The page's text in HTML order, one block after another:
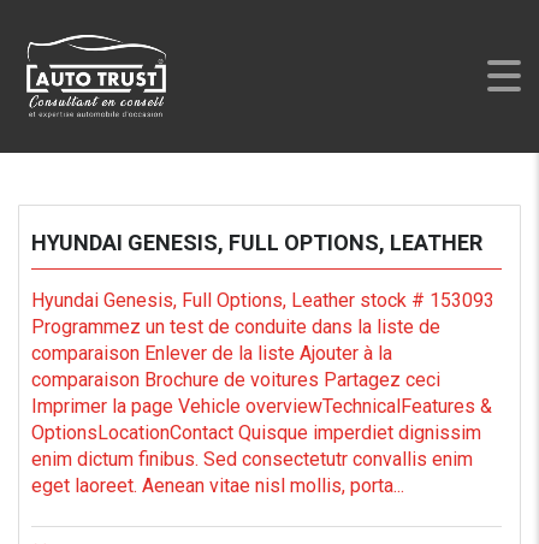
AUTO TRUST>LISTINGS
HYUNDAI GENESIS, FULL OPTIONS, LEATHER
Hyundai Genesis, Full Options, Leather stock # 153093
Programmez un test de conduite dans la liste de
comparaison Enlever de la liste Ajouter à la
comparaison Brochure de voitures Partagez ceci
Imprimer la page Vehicle overviewTechnicalFeatures &
OptionsLocationContact Quisque imperdiet dignissim
enim dictum finibus. Sed consectetutr convallis enim
eget laoreet. Aenean vitae nisl mollis, porta...